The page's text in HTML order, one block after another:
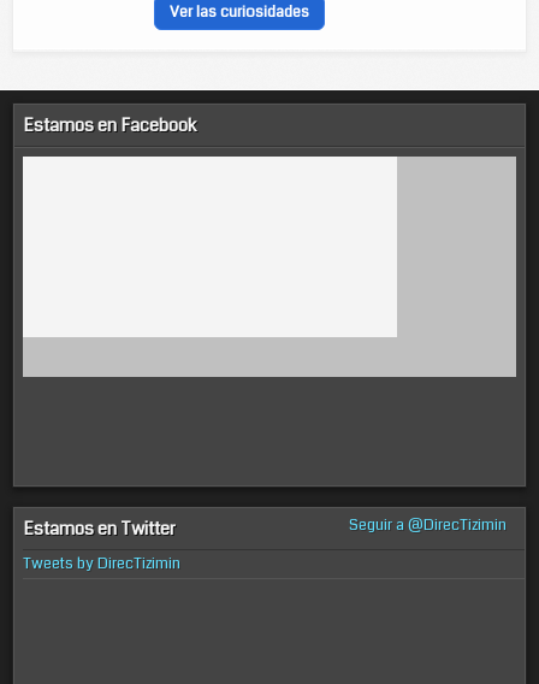
Ver las curiosidades
Estamos en Facebook
Estamos en Twitter
Seguir a @DirecTizimin
Tweets by DirecTizimin